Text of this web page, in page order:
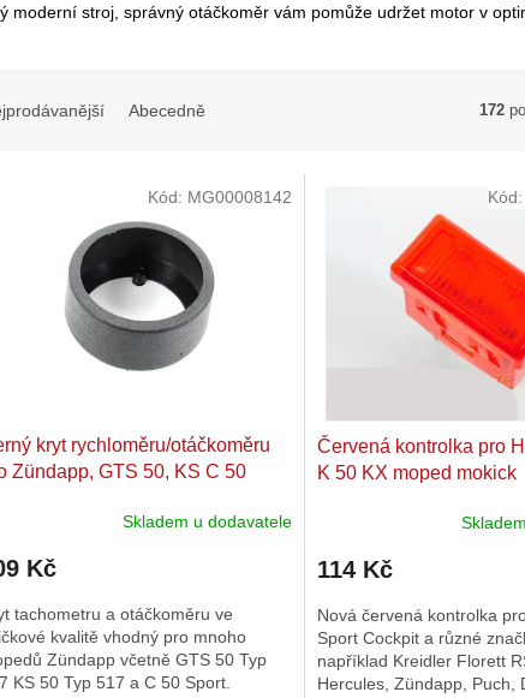
moderní stroj, správný otáčkoměr vám pomůže udržet motor v
Abecedně 172
kryt rychloměru/otáčkoměru
Zündapp, GTS 50, KS C 50
Skladem u dodavatele
Kč
tachometru a otáčkoměru ve
kvalitě vhodný pro mnoho
Zündapp včetně GTS 50 Typ
KS 50 Typ 517 a C 50 Sport.
Kód: MG00008142
Červená kontrolka pro
K 50 KX moped mokick
114 Kč
Nová červená kontrolka
Sport Cockpit a různé
například Kreidler Florett
Hercules, Zündapp, Puch,
Kód: